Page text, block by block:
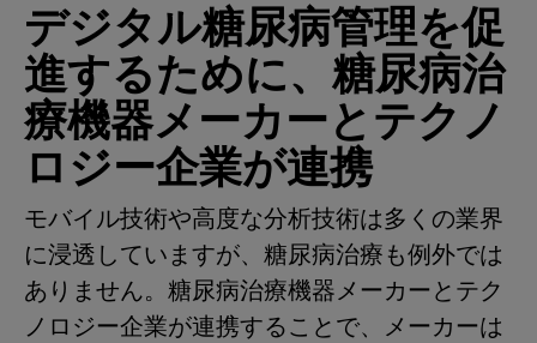
デジタル糖尿病管理を促
進するために、糖尿病治
療機器メーカーとテクノ
ロジー企業が連携
モバイル技術や高度な分析技術は多くの業界
に浸透していますが、糖尿病治療も例外では
ありません。糖尿病治療機器メーカーとテク
ノロジー企業が連携することで、メーカーは